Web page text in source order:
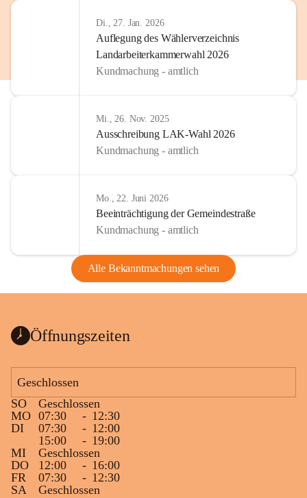
Di., 27. Jan. 2026
Auflegung des Wählerverzeichnis
Landarbeiterkammerwahl 2026
Kundmachung - amtlich
Mi., 26. Nov. 2025
Ausschreibung LAK-Wahl 2026
Kundmachung - amtlich
Mo., 22. Juni 2026
Beeinträchtigung der Gemeindestraße
Kundmachung - amtlich
Alle Bekanntmachungen sehen
Öffnungszeiten
Geschlossen
SO
Geschlossen
MO 07:30 - 12:30
DI
07:30 - 12:00
15:00
- 19:00
MI
Geschlossen
DO
12:00 - 16:00
FR
07:30 - 12:30
SA
Geschlossen